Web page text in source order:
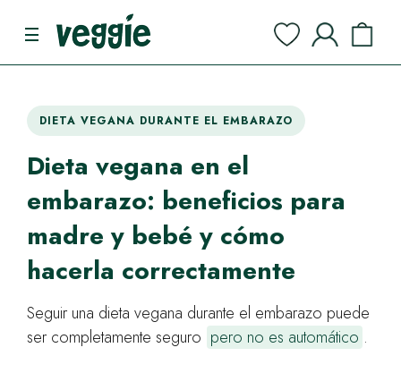
DIETA VEGANA DURANTE EL EMBARAZO
Dieta vegana en el
embarazo: beneficios para
madre y bebé y cómo
hacerla correctamente
Seguir una dieta vegana durante el embarazo puede
ser completamente seguro pero no es automático .